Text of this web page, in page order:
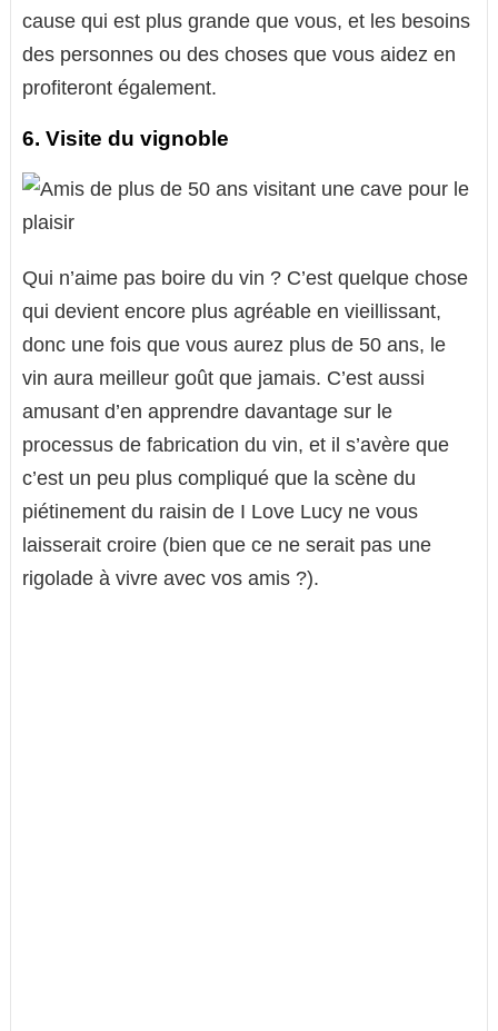
cause qui est plus grande que vous, et les besoins
des personnes ou des choses que vous aidez en
profiteront également.
6. Visite du vignoble
Qui n’aime pas boire du vin ? C’est quelque chose
qui devient encore plus agréable en vieillissant,
donc une fois que vous aurez plus de 50 ans, le
vin aura meilleur goût que jamais. C’est aussi
amusant d’en apprendre davantage sur le
processus de fabrication du vin, et il s’avère que
c’est un peu plus compliqué que la scène du
piétinement du raisin de I Love Lucy ne vous
laisserait croire (bien que ce ne serait pas une
rigolade à vivre avec vos amis ?).